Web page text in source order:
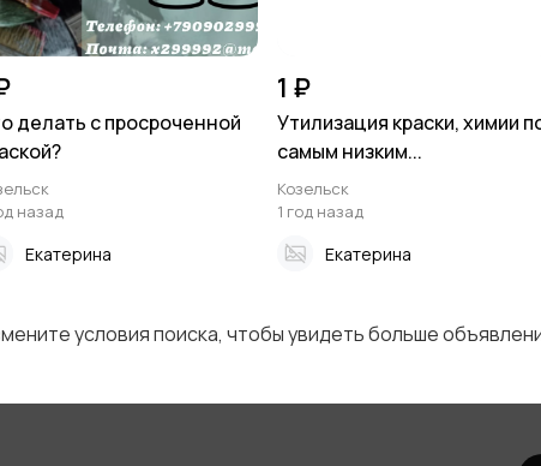
делать с просроченной
назад
Екатерина
1 ₽
Утилизация краски, химии
самым низким...
Козельск
1 год назад
Екатерина
условия поиска, чтобы увидеть больше